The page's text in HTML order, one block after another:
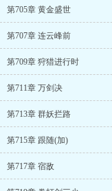
第705章 黄金盛世
第707章 连云峰前
第709章 狩猎进行时
第711章 万剑决
第713章 群妖拦路
第715章 跟随(加)
第717章 宿敌